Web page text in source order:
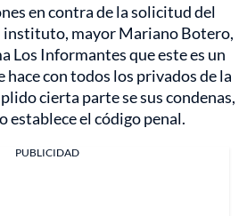
en contra de la solicitud del
instituto, mayor Mariano Botero,
Los Informantes que este es un
con todos los privados de la
cierta parte se sus condenas,
establece el código penal.
PUBLICIDAD